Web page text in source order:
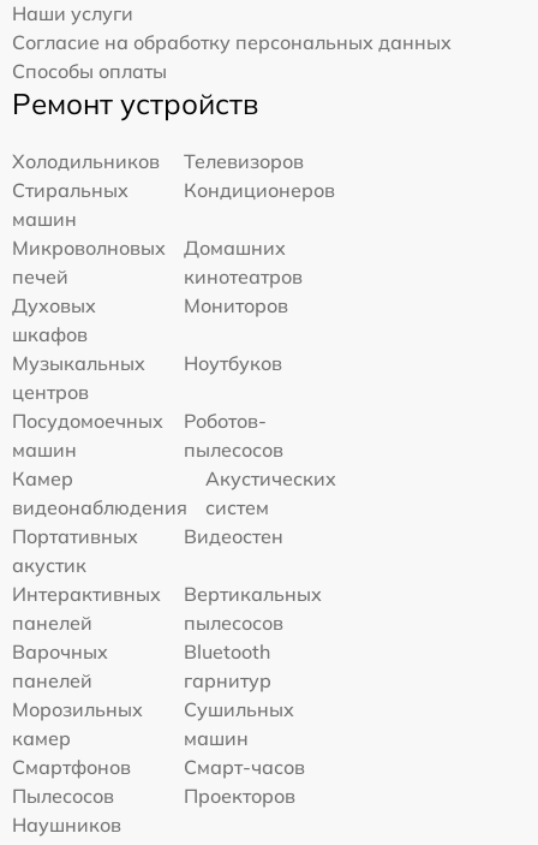
Наши услуги
Согласие на обработку персональных данных
Способы оплаты
Ремонт устройств
Холодильников
Телевизоров
Стиральных
машин
Кондиционеров
Микроволновых
печей
Домашних
кинотеатров
Духовых
шкафов
Мониторов
Музыкальных
центров
Ноутбуков
Посудомоечных
машин
Роботов-
пылесосов
Камер
видеонаблюдения
Акустических
систем
Портативных
акустик
Видеостен
Интерактивных
панелей
Вертикальных
пылесосов
Варочных
панелей
Bluetooth
гарнитур
Морозильных
камер
Сушильных
машин
Смартфонов
Смарт-часов
Пылесосов
Проекторов
Наушников